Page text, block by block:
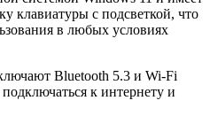
клавиатуры с подсветкой, что
в любых условиях
Bluetooth 5.3 и Wi-Fi
к интернету и